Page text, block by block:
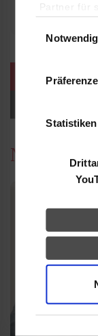
Partner für
YouTube,
Daten
haben
Notwendig
Statistiken
weitere
News